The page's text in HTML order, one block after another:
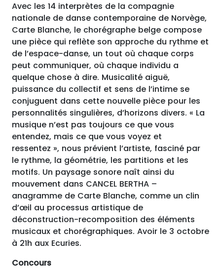
Avec les 14 interprètes de la compagnie
nationale de danse contemporaine de Norvège,
Carte Blanche, le chorégraphe belge compose
une pièce qui reflète son approche du rythme et
de l’espace-danse, un tout où chaque corps
peut communiquer, où chaque individu a
quelque chose à dire. Musicalité aiguë,
puissance du collectif et sens de l’intime se
conjuguent dans cette nouvelle pièce pour les
personnalités singulières, d’horizons divers. « La
musique n’est pas toujours ce que vous
entendez, mais ce que vous voyez et
ressentez », nous prévient l’artiste, fasciné par
le rythme, la géométrie, les partitions et les
motifs. Un paysage sonore naît ainsi du
mouvement dans CANCEL BERTHA –
anagramme de Carte Blanche, comme un clin
d’œil au processus artistique de
déconstruction-recomposition des éléments
musicaux et chorégraphiques. Avoir le 3 octobre
à 21h aux Ecuries.
Concours